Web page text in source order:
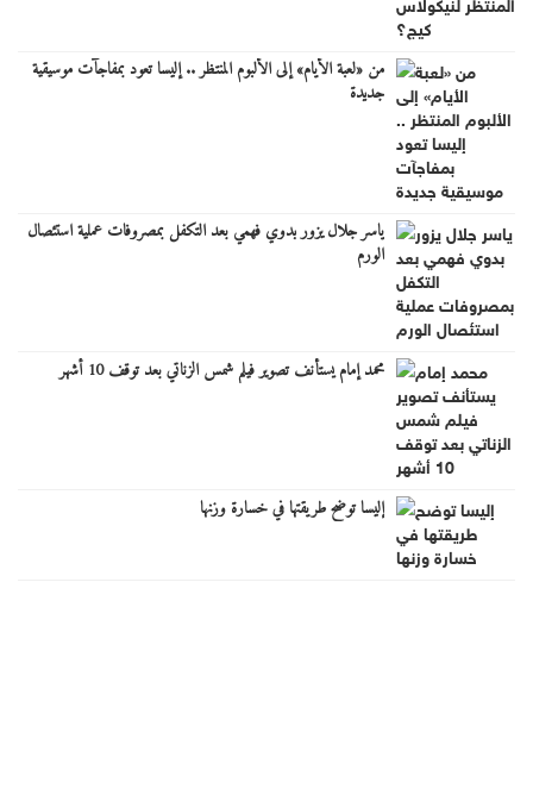
من «لعبة الأيام» إلى الألبوم المنتظر .. إليسا تعود بمفاجآت موسيقية
جديدة
ياسر جلال يزور بدوي فهمي بعد التكفل بمصروفات عملية استئصال
الورم
محمد إمام يستأنف تصوير فيلم شمس الزناتي بعد توقف 10 أشهر
إليسا توضح طريقتها في خسارة وزنها